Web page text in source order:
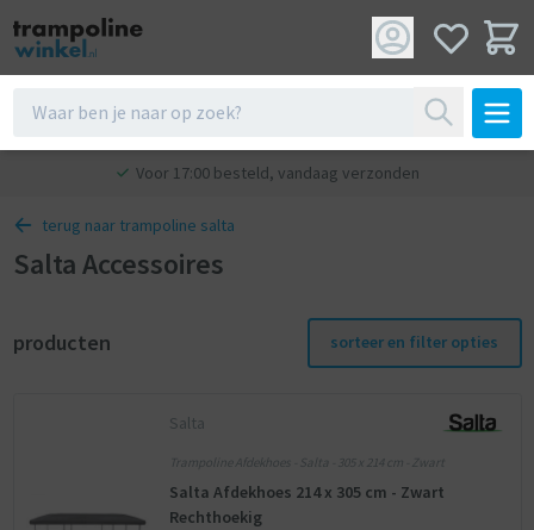
Voor 17:00 besteld, vandaag verzonden
terug naar trampoline salta
Salta Accessoires
producten sorteer en filter opties
Salta
Trampoline Afdekhoes - Salta - 305 x 214 cm - Zwart
Salta Afdekhoes 214 x 305 cm - Zwart
Rechthoekig